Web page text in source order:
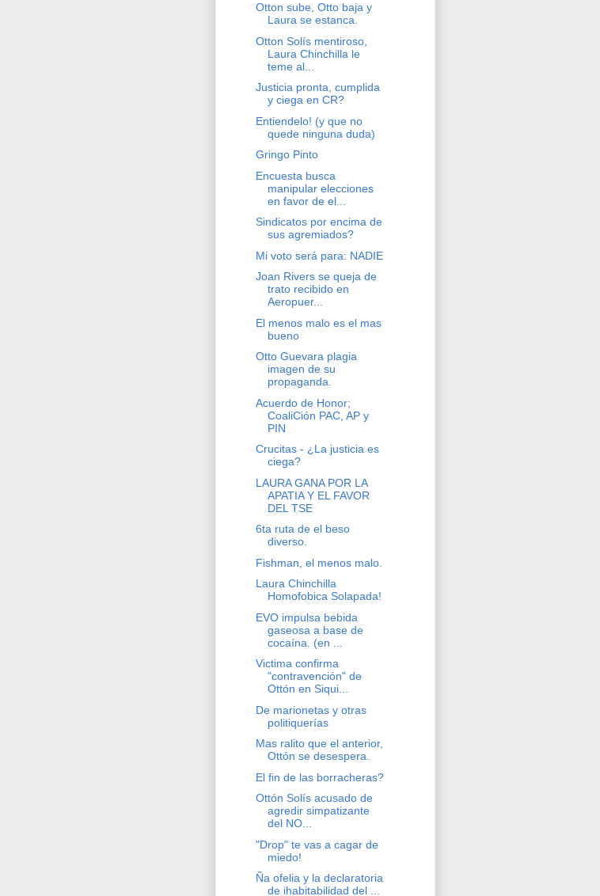
Otton sube, Otto baja y
Laura se estanca.
Otton Solís mentiroso,
Laura Chinchilla le
teme al...
Justicia pronta, cumplida
y ciega en CR?
Entiendelo! (y que no
quede ninguna duda)
Gringo Pinto
Encuesta busca
manipular elecciones
en favor de el...
Sindicatos por encima de
sus agremiados?
Mi voto será para: NADIE
Joan Rivers se queja de
trato recibido en
Aeropuer...
El menos malo es el mas
bueno
Otto Guevara plagia
imagen de su
propaganda.
Acuerdo de Honor;
CoaliCión PAC, AP y
PIN
Crucitas - ¿La justicia es
ciega?
LAURA GANA POR LA
APATIA Y EL FAVOR
DEL TSE
6ta ruta de el beso
diverso.
Fishman, el menos malo.
Laura Chinchilla
Homofobica Solapada!
EVO impulsa bebida
gaseosa a base de
cocaína. (en ...
Victima confirma
"contravención" de
Ottón en Siqui...
De marionetas y otras
politiquerías
Mas ralito que el anterior,
Ottón se desespera.
El fin de las borracheras?
Ottón Solís acusado de
agredir simpatizante
del NO...
"Drop" te vas a cagar de
miedo!
Ña ofelia y la declaratoria
de ihabitabilidad del ...